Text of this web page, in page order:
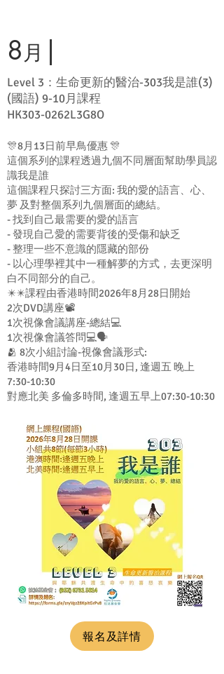
8月 |
Level 3：生命更新的醫治-303我是誰(3)
(國語) 9-10月課程
HK303-0262L3G8O
🎊8月13日前早鳥優惠 🎊
這個系列的課程透過九個不同層面幫助學員認
識我是誰
這個課程只探討三方面: 我的愛的語言、心、
夢 及對整個系列九個層面的總結。
- 找到自己最需要的愛的語言
- 發現自己愛的需要背後的受傷和缺乏
- 整理一些不意識的隱藏的部份
- 以心理學裡其中一種解夢的方式，去更深明
白不同部分的自己。
✴️✴️課程由香港時間2026年8月28日開始
2次DVD講座📽️
1次視像會議講座-總結💻
1次視像會議答問💻🗣️
🫂 8次小組討論-視像會議形式:
香港時間9月4日至10月30日, 逢週五 晚上
7:30-10:30
對應北美 多倫多時間, 逢週五早上07:30-10:30
報名及詳情